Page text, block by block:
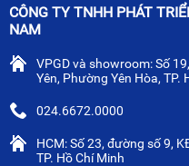
CÔNG TY TNHH PHÁT
NAM
VPGD và showroom: Số
Yên, Phường Yên Hòa, TP.
024.6672.0000
HCM: Số 23, đường số 9,
TP. Hồ Chí Minh